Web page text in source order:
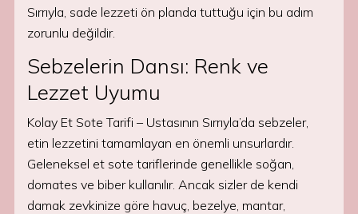
Sırrıyla, sade lezzeti ön planda tuttuğu için bu adım
zorunlu değildir.
Sebzelerin Dansı: Renk ve
Lezzet Uyumu
Kolay Et Sote Tarifi – Ustasının Sırrıyla’da sebzeler,
etin lezzetini tamamlayan en önemli unsurlardır.
Geleneksel et sote tariflerinde genellikle soğan,
domates ve biber kullanılır. Ancak sizler de kendi
damak zevkinize göre havuç, bezelye, mantar,